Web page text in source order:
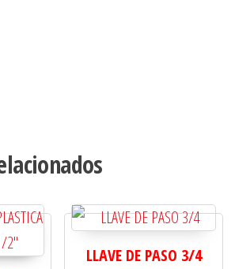
LLAVE DE PASO 3/4